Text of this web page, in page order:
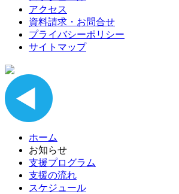
アクセス
資料請求・お問合せ
プライバシーポリシー
サイトマップ
ホーム
お知らせ
支援プログラム
支援の流れ
スケジュール